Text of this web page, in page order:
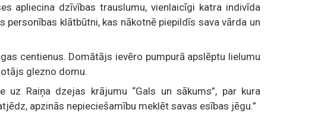
apliecina dzīvības trauslumu, vienlaicīgi katra indivīda
klātbūtni, kas nākotnē piepildīs sava vārda un
centienus. Domātājs ievēro pumpurā apslēptu lielumu
glezno domu.
uz Raiņa dzejas krājumu “Gals un sākums”, par kura
apzinās nepieciešamību meklēt savas esības jēgu.”